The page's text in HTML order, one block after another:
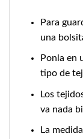
Para
una
Ponla en
tipo de
Los
va nada
La